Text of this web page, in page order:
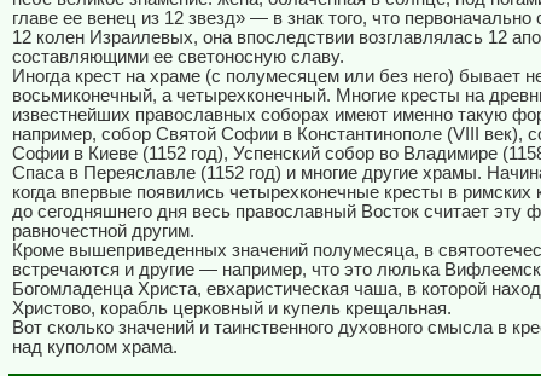
главе ее венец из 12 звезд» — в знак того, что первоначально
12 колен Израилевых, она впоследствии возглавлялась 12
составляющими ее светоносную славу.
Иногда крест на храме (с полумесяцем или без него) бывает
восьмиконечный, а четырехконечный. Многие кресты на
известнейших православных соборах имеют именно такую
например, собор Святой Софии в Константинополе (VIII век),
Софии в Киеве (1152 год), Успенский собор во Владимире
Спаса в Переяславле (1152 год) и многие другие храмы.
когда впервые появились четырехконечные кресты в римских
до сегодняшнего дня весь православный Восток считает эту
равночестной другим.
Кроме вышеприведенных значений полумесяца, в
встречаются и другие — например, что это люлька
Богомладенца Христа, евхаристическая чаша, в которой
Христово, корабль церковный и купель крещальная.
Вот сколько значений и таинственного духовного смысла в
над куполом храма.